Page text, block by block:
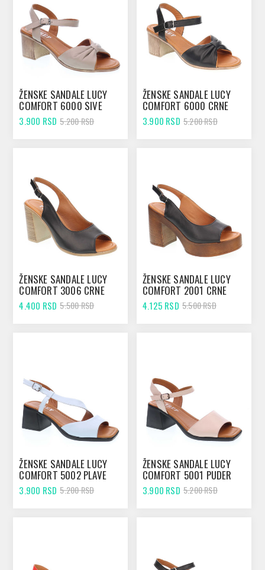
ŽENSKE SANDALE LUCY
COMFORT 6000 SIVE
3.900 RSD 5.200 RSD
ŽENSKE SANDALE LUCY
COMFORT 6000 CRNE
3.900 RSD 5.200 RSD
ŽENSKE SANDALE LUCY
COMFORT 3006 CRNE
4.400 RSD 5.500 RSD
ŽENSKE SANDALE LUCY
COMFORT 2001 CRNE
4.125 RSD 5.500 RSD
ŽENSKE SANDALE LUCY
COMFORT 5002 PLAVE
3.900 RSD 5.200 RSD
ŽENSKE SANDALE LUCY
COMFORT 5001 PUDER
3.900 RSD 5.200 RSD